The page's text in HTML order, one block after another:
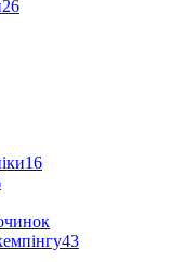
26
16
43